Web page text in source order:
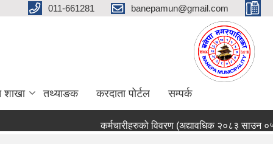
011-661281 banepamun@gmail.com
शाखा तथ्याङक करदाता पोर्टल सम्पर्क
कर्मचारीहरुको विवरण (अद्यावधिक २०८३ साउन ०५